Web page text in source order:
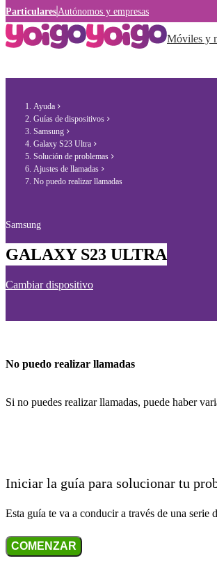
Particulares Autónomos y empresas
Móviles y
Ayuda
Guías de dispositivos
Samsung
Galaxy S23 Ultra
Solución de problemas
Ajustes de llamadas
No puedo realizar llamadas
Samsung
GALAXY S23 ULTRA
Cambiar dispositivo
No puedo realizar llamadas
Si no puedes realizar llamadas, puede haber
Iniciar la guía para solucionar tu
Esta guía te va a conducir a través de una serie
COMENZAR